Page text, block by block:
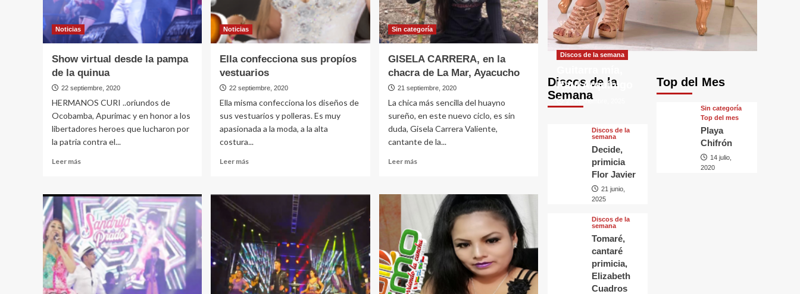
Noticias
Show virtual desde la pampa
de la quinua
22 septiembre, 2020
HERMANOS CURI ..oriundos de
Ocobamba, Apurimac y en honor a los
libertadores heroes que lucharon por
la patria contra el...
Leer más
Show
virtual
desde
la
pampa
de
la
quinua
Noticias
Ella confecciona sus propíos
vestuarios
22 septiembre, 2020
Ella misma confecciona los diseños de
sus vestuarios y polleras. Es muy
apasionada a la moda, a la alta
costura...
Leer más
Ella
sus
propíos
vestuarios
Sin categorí­a
GISELA CARRERA, en la
chacra de La Mar, Ayacucho
21 septiembre, 2020
La chica más sencilla del huayno
sureño, en este nuevo ciclo, es sin
duda, Gisela Carrera Valiente,
cantante de la...
Leer másLeer
GISELA
CARRERA,
chacra
de
La
Mar,
Ayacucho
Discos de la
Semana
Discos de la semana
Raul Arquínigo
29 septiembre, 2025
Discos de la
semana
Decide,
primicia
Flor Javier
21 junio,
2025
Discos de la
semana
Tomaré,
cantaré
primicia,
Elizabeth
Cuadros
Top del Mes
Sin categorí­a
Top del mes
Playa
Chifrón
14 julio,
2020